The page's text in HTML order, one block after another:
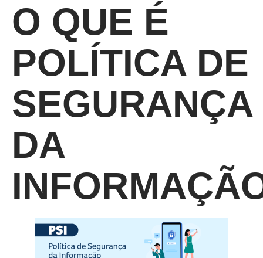
O QUE É
POLÍTICA DE
SEGURANÇA
DA